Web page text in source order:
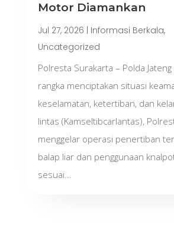
Motor Diamankan
Jul 27, 2026 Informasi Berkala,
Uncategorized
Polresta Surakarta – Polda Jateng
rangka menciptakan situasi
keselamatan, ketertiban, dan
lintas (Kamseltibcarlantas),
menggelar operasi penertiban
balap liar dan penggunaan
sesuai...